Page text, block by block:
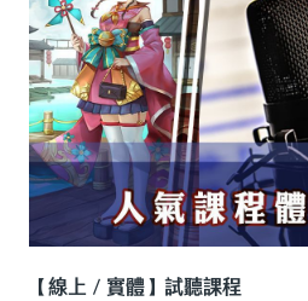
【線上／實體】試聽課程